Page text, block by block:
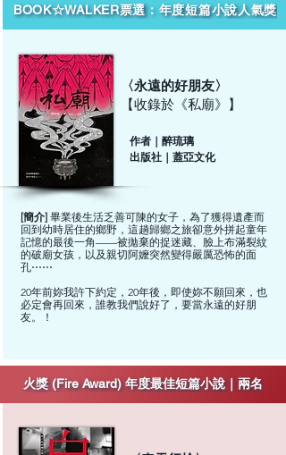
BOOK☆WALKER票選：年度短篇小說人氣獎
〈永遠的好朋友〉
【收錄於《私廟》】
作者｜醉琉璃
出版社｜蓋亞文化
[簡介] 畢業後生活乏善可陳的女子，為了獲得遺產而
回到幼時居住的鄉野，這趟歸鄉之旅卻意外拼起童年
記憶的最後一角——被拋棄的捉迷藏、臉上布滿裂紋
的破廟女孩，以及親切阿嬤突然變得嚴厲恐怖的面
孔⋯⋯
20年前妳我許下約定，20年後，即使妳不願回來，也
必定會再回來，誰教我們說好了，要當永遠的好朋
友。！
火獎 (Fire Award) 年度最佳短篇小說｜兩名